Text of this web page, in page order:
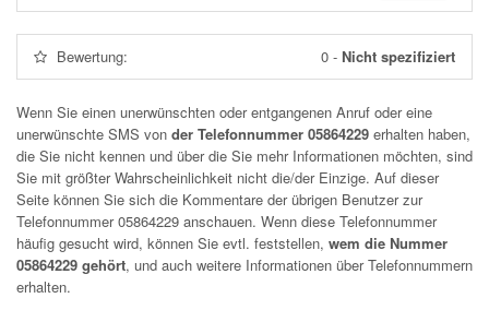
Bewertung: 0 - Nicht spezifiziert
Wenn Sie einen unerwünschten oder entgangenen Anruf oder eine
unerwünschte SMS von der Telefonnummer 05864229 erhalten haben,
die Sie nicht kennen und über die Sie mehr Informationen möchten, sind
Sie mit größter Wahrscheinlichkeit nicht die/der Einzige. Auf dieser
Seite können Sie sich die Kommentare der übrigen Benutzer zur
Telefonnummer05864229 anschauen. Wenn diese Telefonnummer
häufig gesucht wird, können Sie evtl. feststellen, wem die Nummer
05864229 gehört, und auch weitere Informationen über Telefonnummern
erhalten.